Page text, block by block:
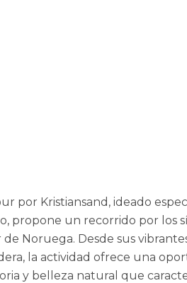
por Kristiansand, ideado
propone un recorrido por los
Noruega. Desde sus
la actividad ofrece una
y belleza natural que